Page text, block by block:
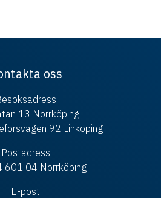
oss
13 Norrköping
92 Linköping
Postadress
601 04 Norrköping
E-post